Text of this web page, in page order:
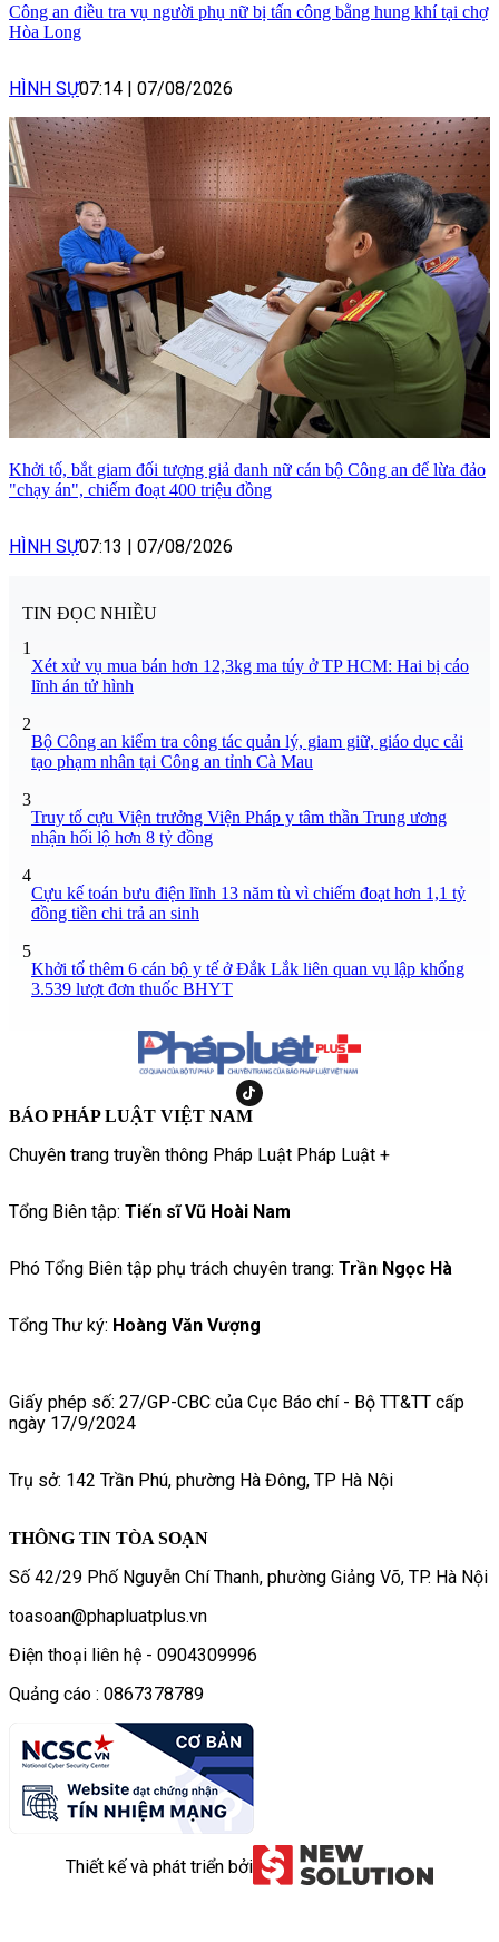
Công an điều tra vụ người phụ nữ bị tấn công bằng hung khí tại chợ
Hòa Long
HÌNH SỰ07:14 | 07/08/2026
Khởi tố, bắt giam đối tượng giả danh nữ cán bộ Công an để lừa đảo
"chạy án", chiếm đoạt 400 triệu đồng
HÌNH SỰ07:13 | 07/08/2026
TIN ĐỌC NHIỀU
1
Xét xử vụ mua bán hơn 12,3kg ma túy ở TP HCM: Hai bị cáo
lĩnh án tử hình
2
Bộ Công an kiểm tra công tác quản lý, giam giữ, giáo dục cải
tạo phạm nhân tại Công an tỉnh Cà Mau
3
Truy tố cựu Viện trưởng Viện Pháp y tâm thần Trung ương
nhận hối lộ hơn 8 tỷ đồng
4
Cựu kế toán bưu điện lĩnh 13 năm tù vì chiếm đoạt hơn 1,1 tỷ
đồng tiền chi trả an sinh
5
Khởi tố thêm 6 cán bộ y tế ở Đắk Lắk liên quan vụ lập khống
3.539 lượt đơn thuốc BHYT
BÁO PHÁP LUẬT VIỆT NAM
Chuyên trang truyền thông Pháp Luật Pháp Luật +
Tổng Biên tập: Tiến sĩ Vũ Hoài Nam
Phó Tổng Biên tập phụ trách chuyên trang: Trần Ngọc Hà
Tổng Thư ký: Hoàng Văn Vượng
Giấy phép số: 27/GP-CBC của Cục Báo chí - Bộ TT&TT cấp
ngày 17/9/2024
Trụ sở: 142 Trần Phú, phường Hà Đông, TP Hà Nội
THÔNG TIN TÒA SOẠN
Số 42/29 Phố Nguyễn Chí Thanh, phường Giảng Võ, TP. Hà Nội
toasoan@phapluatplus.vn
Điện thoại liên hệ - 0904309996
Quảng cáo : 0867378789
Thiết kế và phát triển bởi